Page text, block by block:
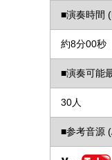
■演奏時間
約8分00秒
■演奏可能
30人
■参考音源